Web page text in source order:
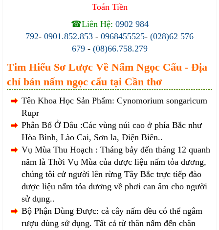
Toán Tiền
☎Liên Hệ: 0902 984
792- 0901.852.853 - 0968455525- (028)62 576
679- (08)66.758.279
Tim Hiểu Sơ Lược Về Nấm Ngọc Cẩu - Địa
chỉ bán nấm ngọc cẩu tại Cần thơ
Tên Khoa Học Sản Phẩm: Cynomorium songaricum
Rupr
Phân Bổ Ở Dâu :Các vùng núi cao ở phía Bắc như
Hòa Bình, Lào Cai, Sơn la, Điện Biên..
Vụ Mùa Thu Hoạch : Tháng bảy đến tháng 12 quanh
năm là Thời Vụ Mùa của dược liệu nấm tỏa dương,
chúng tôi cử người lên rừng Tây Bắc trực tiếp đào
dược liệu nấm tỏa dương về phơi can âm cho người
sử dụng..
Bộ Phận Dùng Được: cả cây nấm đều có thể ngâm
rượu dùng sử dụng. Tất cả từ thân nấm đến chân